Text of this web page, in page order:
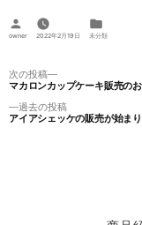
owner 2022年2月19日 未分類
投
稿
ナ
ビ
過去の投稿過
去
アイアシェッケの販売が始ま
次の投稿
次
の
稿:
マカロンカップケーキ販売の